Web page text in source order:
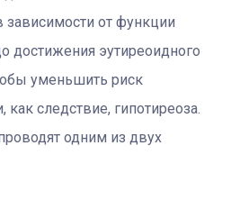
зависимости от функции
эутиреоидного
уменьшить риск
как следствие, гипотиреоза.
одним из двух